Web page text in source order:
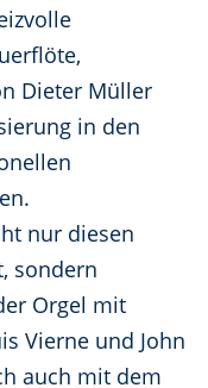
Dieter Müller
in den
nur diesen
sondern
Orgel mit
Vierne und John
auch mit dem